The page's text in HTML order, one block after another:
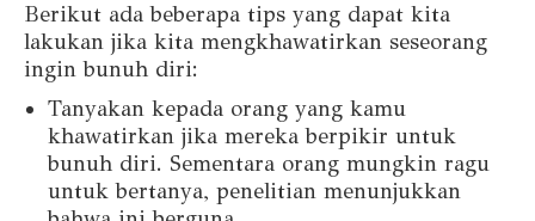
Berikut ada beberapa tips yang dapat kita
lakukan jika kita mengkhawatirkan seseorang
ingin bunuh diri:
Tanyakan kepada orang yang kamu
khawatirkan jika mereka berpikir untuk
bunuh diri. Sementara orang mungkin ragu
untuk bertanya, penelitian menunjukkan